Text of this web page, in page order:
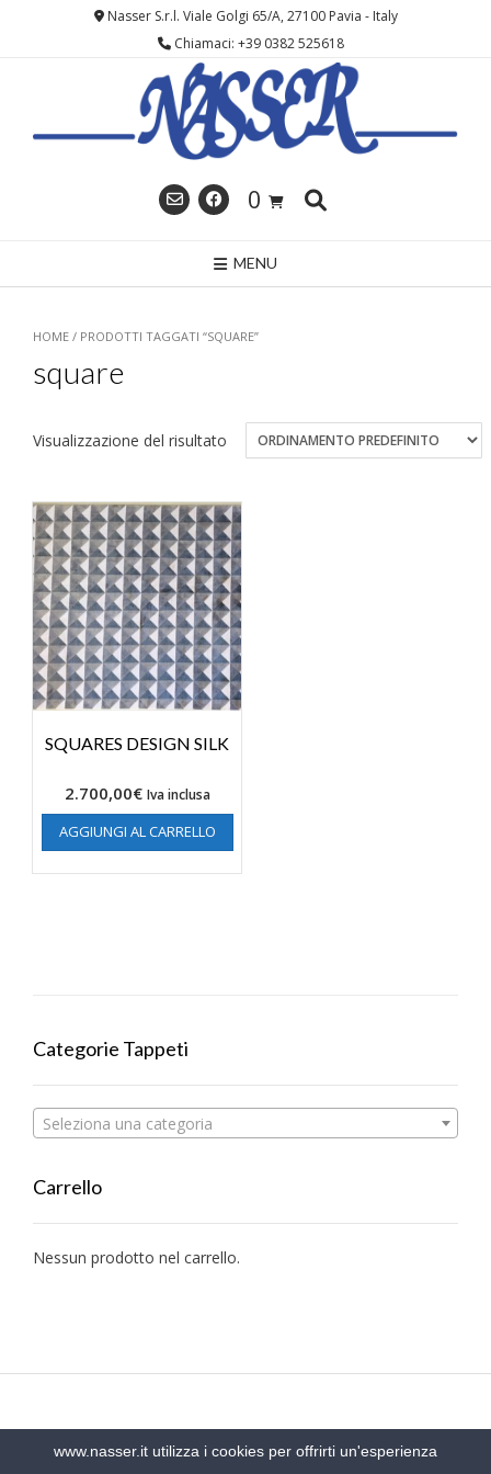
Nasser S.r.l. Viale Golgi 65/A, 27100 Pavia - Italy
Chiamaci: +39 0382 525618
0
MENU
HOME / PRODOTTI TAGGATI “SQUARE”
square
Visualizzazione del risultato
SQUARES DESIGN SILK
2.700,00€ Iva inclusa
AGGIUNGI AL CARRELLO
Categorie Tappeti
Seleziona una categoria
Carrello
Nessun prodotto nel carrello.
www.nasser.it utilizza i cookies per offrirti un'esperienza